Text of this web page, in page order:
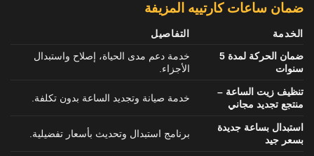
ضمان ساعات كارتييه المزيفة
الخدمة
التفاصيل
ضمان الحركة لمدة 5
سنوات
خدمة دعم مدى الحياة، إصلاح واستبدال
الأجزاء.
تنظيف زيت الساعة –
منتجع تجديد مجاني
خدمة صيانة وتجديد الساعة بدون تكلفة.
استبدال بساعة جديدة
بسعر جيد
برنامج استبدال وتحديث بأسعار تفضيلية.